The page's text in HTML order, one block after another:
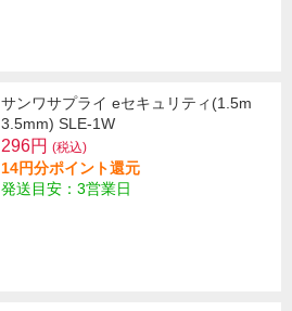
サンワサプライ eセキュリティ(1.5m
3.5mm) SLE-1W
296円 (税込)
14円分ポイント還元
発送目安：3営業日